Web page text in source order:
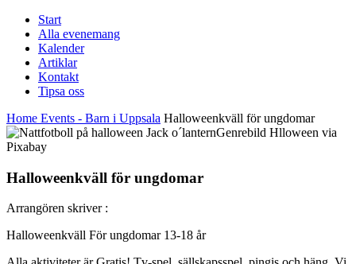
Start
Alla evenemang
Kalender
Artiklar
Kontakt
Tipsa oss
Home Events - Barn i Uppsala Halloweenkväll för ungdomar
Genrebild Hlloween via
Pixabay
Halloweenkväll för ungdomar
Arrangören skriver :
Halloweenkväll För ungdomar 13-18 år